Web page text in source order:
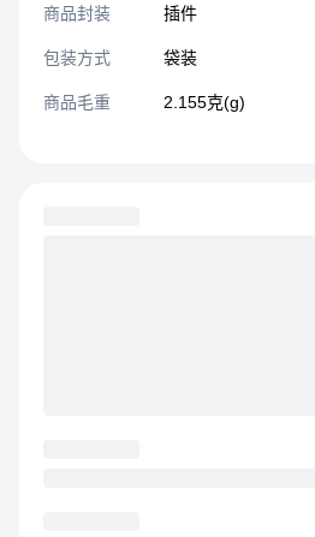
商品封装 插件​
包装方式 袋装
商品毛重 2.155克(g)